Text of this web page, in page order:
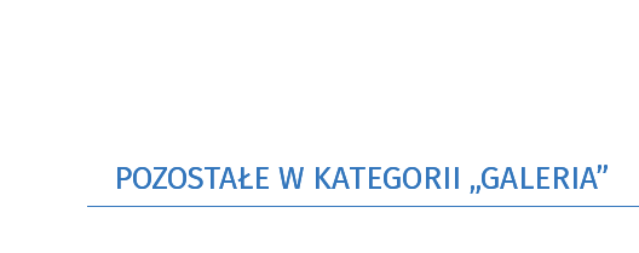
POZOSTAŁE W KATEGORII „GALERIA”